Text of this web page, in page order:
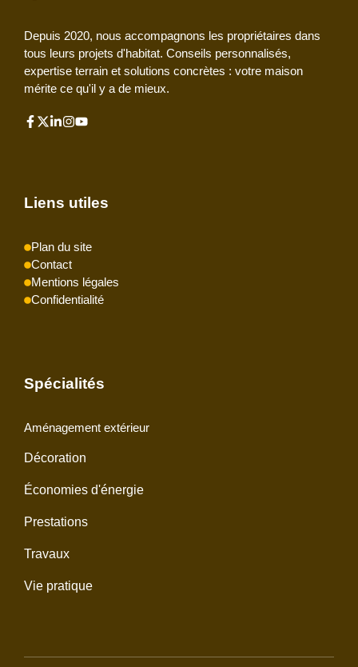
Depuis 2020, nous accompagnons les propriétaires dans
tous leurs projets d'habitat. Conseils personnalisés,
expertise terrain et solutions concrètes : votre maison
mérite ce qu'il y a de mieux.
Liens utiles
Plan du site
Contact
Mentions légales
Confidentialité
Spécialités
Aménagement extérieur
Décoration
Économies d'énergie
Prestations
Travaux
Vie pratique